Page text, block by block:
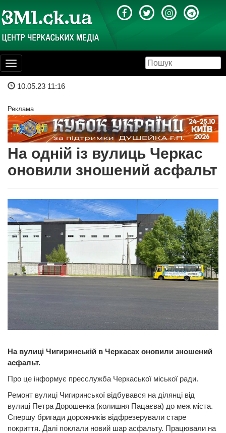
Toggle
navigation
10.05.23 11:16
Реклама
На одній із вулиць Черкас
оновили зношений асфальт
На вулиці Чигиринській в Черкасах оновили зношений
асфальт.
Про це інформує пресслужба Черкаської міської ради.
Ремонт вулиці Чигиринської відбувався на ділянці від
вулиці Петра Дорошенка (колишня Пацаєва) до меж міста.
Спершу бригади дорожників відфрезерували старе
покриття. Далі поклали новий шар асфальту. Працювали на